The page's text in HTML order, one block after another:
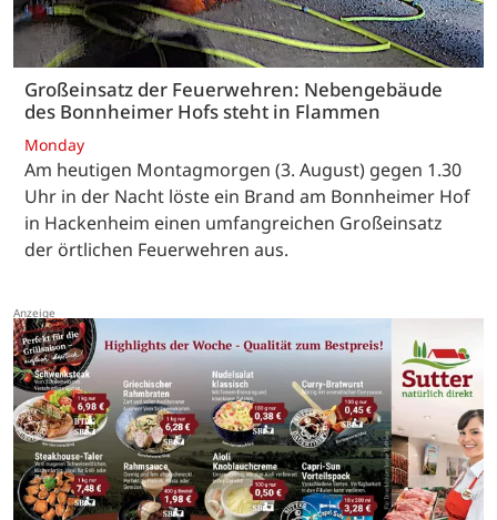
Großeinsatz der Feuerwehren: Nebengebäude
des Bonnheimer Hofs steht in Flammen
Monday
Am heutigen Montagmorgen (3. August) gegen 1.30
Uhr in der Nacht löste ein Brand am Bonnheimer Hof
in Hackenheim einen umfangreichen Großeinsatz
der örtlichen Feuerwehren aus.